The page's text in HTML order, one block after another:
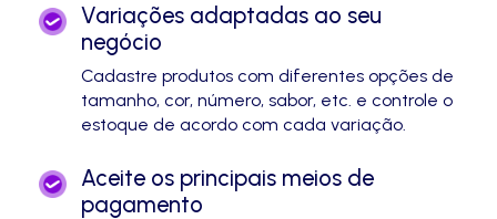
Variações adaptadas ao seu
negócio
Cadastre produtos com diferentes opções de
tamanho, cor, número, sabor, etc. e controle o
estoque de acordo com cada variação.
Aceite os principais meios de
pagamento